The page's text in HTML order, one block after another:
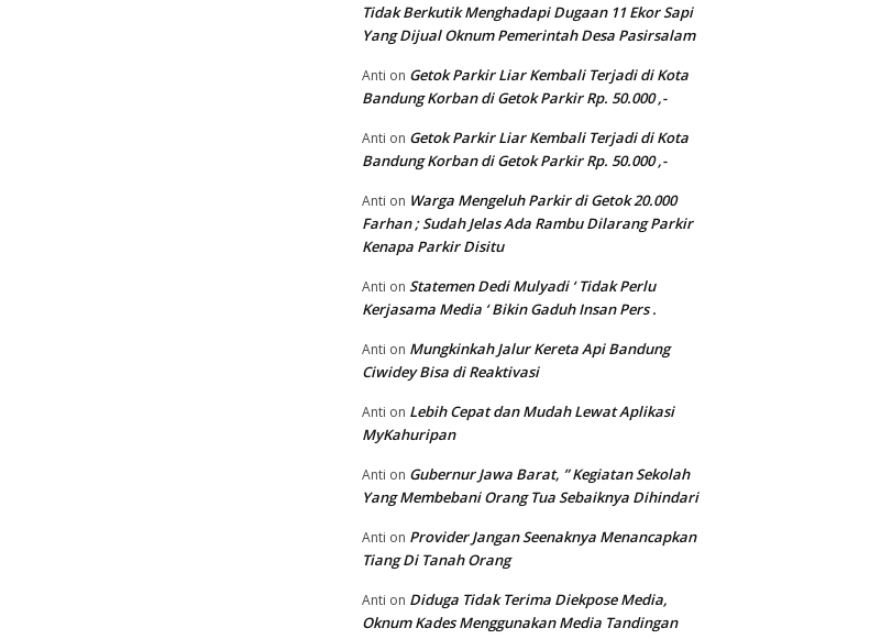
Tidak Berkutik Menghadapi Dugaan 11 Ekor Sapi
Yang Dijual Oknum Pemerintah Desa Pasirsalam
Anti on Getok Parkir Liar Kembali Terjadi di Kota
Bandung Korban di Getok Parkir Rp. 50.000 ,-
Anti on Getok Parkir Liar Kembali Terjadi di Kota
Bandung Korban di Getok Parkir Rp. 50.000 ,-
Anti on Warga Mengeluh Parkir di Getok 20.000
Farhan ; Sudah Jelas Ada Rambu Dilarang Parkir
Kenapa Parkir Disitu
Anti on Statemen Dedi Mulyadi ‘ Tidak Perlu
Kerjasama Media ‘ Bikin Gaduh Insan Pers .
Anti on Mungkinkah Jalur Kereta Api Bandung
Ciwidey Bisa di Reaktivasi
Anti on Lebih Cepat dan Mudah Lewat Aplikasi
MyKahuripan
Anti on Gubernur Jawa Barat, ” Kegiatan Sekolah
Yang Membebani Orang Tua Sebaiknya Dihindari
Anti on Provider Jangan Seenaknya Menancapkan
Tiang Di Tanah Orang
Anti on Diduga Tidak Terima Diekpose Media,
Oknum Kades Menggunakan Media Tandingan